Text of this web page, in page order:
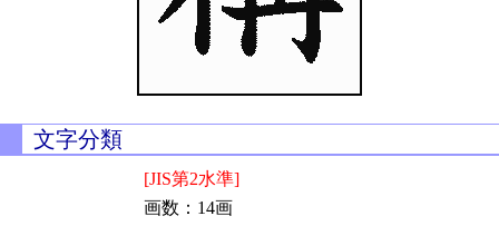
文字分類
[JIS第2水準]
画数：14画